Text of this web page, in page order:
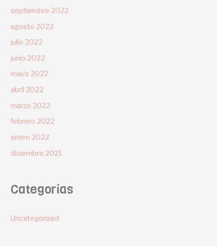
septiembre 2022
agosto 2022
julio 2022
junio 2022
mayo 2022
abril 2022
marzo 2022
febrero 2022
enero 2022
diciembre 2021
Categorías
Uncategorized